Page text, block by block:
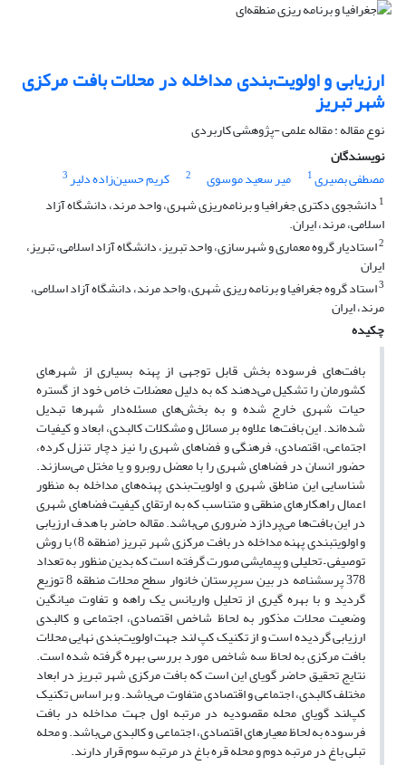
ارزیابی و اولویت‌بندی مداخله در محلات بافت مرکزی
شهر تبریز
نوع مقاله : مقاله علمی -پژوهشی کاربردی
نویسندگان
مصطفی بصیری1 میر سعید موسوی 2 کریم حسین‌زاده دلیر3
1 دانشجوی دکتری جغرافیا و برنامه‌ریزی شهری، واحد مرند، دانشگاه آزاد
اسلامی، مرند، ایران.
2استادیار گروه معماری و شهرسازی، واحد تبریز، دانشگاه آزاد اسلامی، تبریز،
ایران
3استاد گروه جغرافیا و برنامه ریزی شهری، واحد مرند، دانشگاه آزاد اسلامی،
مرند، ایران
چکیده
بافت‌های فرسوده بخش قابل توجهی از پهنه بسیاری از شهرهای
کشورمان را تشکیل می‌دهند که به دلیل معضلات خاص خود از گستره
حیات شهری خارج شده و به بخش‌های مسئله‌دار شهرها تبدیل
شده‌اند. این بافت‌ها علاوه بر مسائل و مشکلات کالبدی، ابعاد و کیفیات
اجتماعی، اقتصادی، فرهنگی و فضاهای شهری را نیز دچار تنزل کرده،
حضور انسان در فضاهای شهری را با معضل روبرو و یا مختل می‌سازند.
شناسایی این مناطق شهری و اولویت‌بندی پهنه‌های مداخله به منظور
اعمال راهکارهای منطقی و متناسب که به ارتقای کیفیت فضاهای شهری
در این بافت‌ها می‌پردازد ضروری می‌باشد. مقاله حاضر با هدف ارزیابی
و اولویتبندی پهنه مداخله در بافت مرکزی شهر تبریز (منطقه 8) با روش
توصیفی – تحلیلی و پیمایشی صورت گرفته است که بدین منظور به تعداد
378 پرسشنامه در بین سرپرستان خانوار سطح محلات منطقه 8 توزیع
گردید و با بهره گیری از تحلیل واریانس یک راهه و تفاوت میانگین
وضعیت محلات مذکور به لحاظ شاخص اقتصادی، اجتماعی و کالبدی
ارزیابی گردیده است و از تکنیک کپ لند جهت اولویت‌بندی نهایی محلات
بافت مرکزی به لحاظ سه شاخص مورد بررسی بهره گرفته شده است.
نتایج تحقیق حاضر گویای این است که بافت مرکزی شهر تبریز در ابعاد
مختلف کالبدی، اجتماعی و اقتصادی متفاوت می‌باشد. و بر اساس تکنیک
کپ‌لند گویای محله مقصودیه در مرتبه اول جهت مداخله در بافت
فرسوده به لحاظ معیارهای اقتصادی، اجتماعی و کالبدی می‌باشد. و محله
تبلی باغ در مرتبه دوم و محله قره باغ در مرتبه سوم قرار دارند.